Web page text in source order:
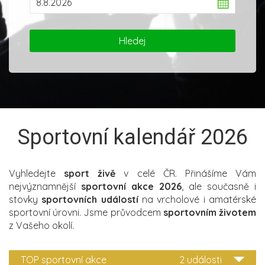
Sportovní kalendář 2026
Vyhledejte sport živě v celé ČR. Přinášíme Vám
nejvýznamnější sportovní akce 2026, ale současně i
stovky sportovních událostína vrcholové i amatérské
sportovní úrovni. Jsme průvodcem sportovním životem
z Vašeho okolí.
2 události
TOP sportovní akce